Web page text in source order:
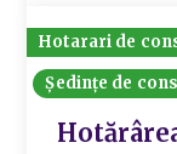
Hotarari de
Ședințe de